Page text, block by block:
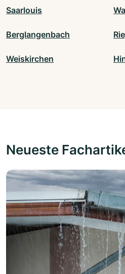
Saarlouis
Berglangenbach
Weiskirchen
Neueste